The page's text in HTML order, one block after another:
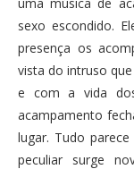
sexo escondido.
presença os
vista do intruso
e com a vida
acampamento
lugar. Tudo
peculiar surge